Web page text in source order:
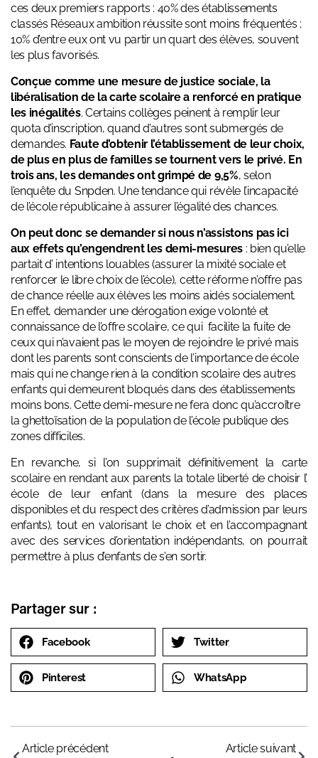
ces deux premiers rapports : 40% des établissements
classés Réseaux ambition réussite sont moins fréquentés ;
10% d’entre eux ont vu partir un quart des élèves, souvent
les plus favorisés.
Conçue comme une mesure de justice sociale, la
libéralisation de la carte scolaire a renforcé en pratique
les inégalités. Certains collèges peinent à remplir leur
quota d’inscription, quand d’autres sont submergés de
demandes. Faute d’obtenir l’établissement de leur choix,
de plus en plus de familles se tournent vers le privé. En
trois ans, les demandes ont grimpé de 9,5%, selon
l’enquête du Snpden. Une tendance qui révèle l’incapacité
de l’école républicaine à assurer l’égalité des chances.
On peut donc se demander si nous n’assistons pas ici
aux effets qu’engendrent les demi-mesures: bien qu’elle
partait d’ intentions louables (assurer la mixité sociale et
renforcer le libre choix de l’école), cette réforme n’offre pas
de chance réelle aux élèves les moins aidés socialement.
En effet, demander une dérogation exige volonté et
connaissance de l’offre scolaire, ce qui facilite la fuite de
ceux qui n’avaient pas le moyen de rejoindre le privé mais
dont les parents sont conscients de l’importance de école
mais qui ne change rien à la condition scolaire des autres
enfants qui demeurent bloqués dans des établissements
moins bons. Cette demi-mesure ne fera donc qu’accroître
la ghettoïsation de la population de l’école publique des
zones difficiles.
En revanche, si l’on supprimait définitivement la carte
scolaire en rendant aux parents la totale liberté de choisir l’
école de leur enfant (dans la mesure des places
disponibles et du respect des critères d’admission par leurs
enfants), tout en valorisant le choix et en l’accompagnant
avec des services d’orientation indépendants, on pourrait
permettre à plus d’enfants de s’en sortir.
Partager sur :
Facebook Twitter
Pinterest WhatsApp
Article précédent Article suivant